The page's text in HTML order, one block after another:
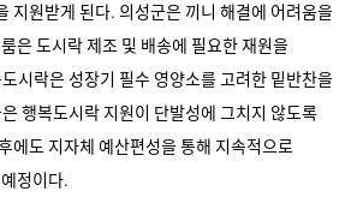
지원받게 된다. 의성군은 끼니 해결에 어려움을
은 도시락 제조 및 배송에 필요한 재원을
시락은 성장기 필수 영양소를 고려한 밑반찬을
행복도시락 지원이 단발성에 그치지 않도록
에도 지자체 예산편성을 통해 지속적으로
정이다.